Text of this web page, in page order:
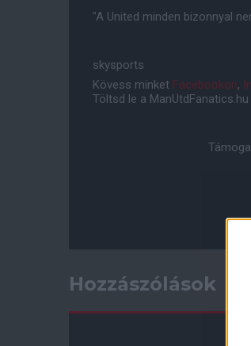
"A United minden bizonnyal
skysports
Kövess minket Facebookon,
Töltsd le a
Hozzászólások